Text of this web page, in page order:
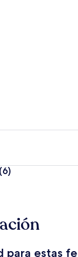
(6)
para estas